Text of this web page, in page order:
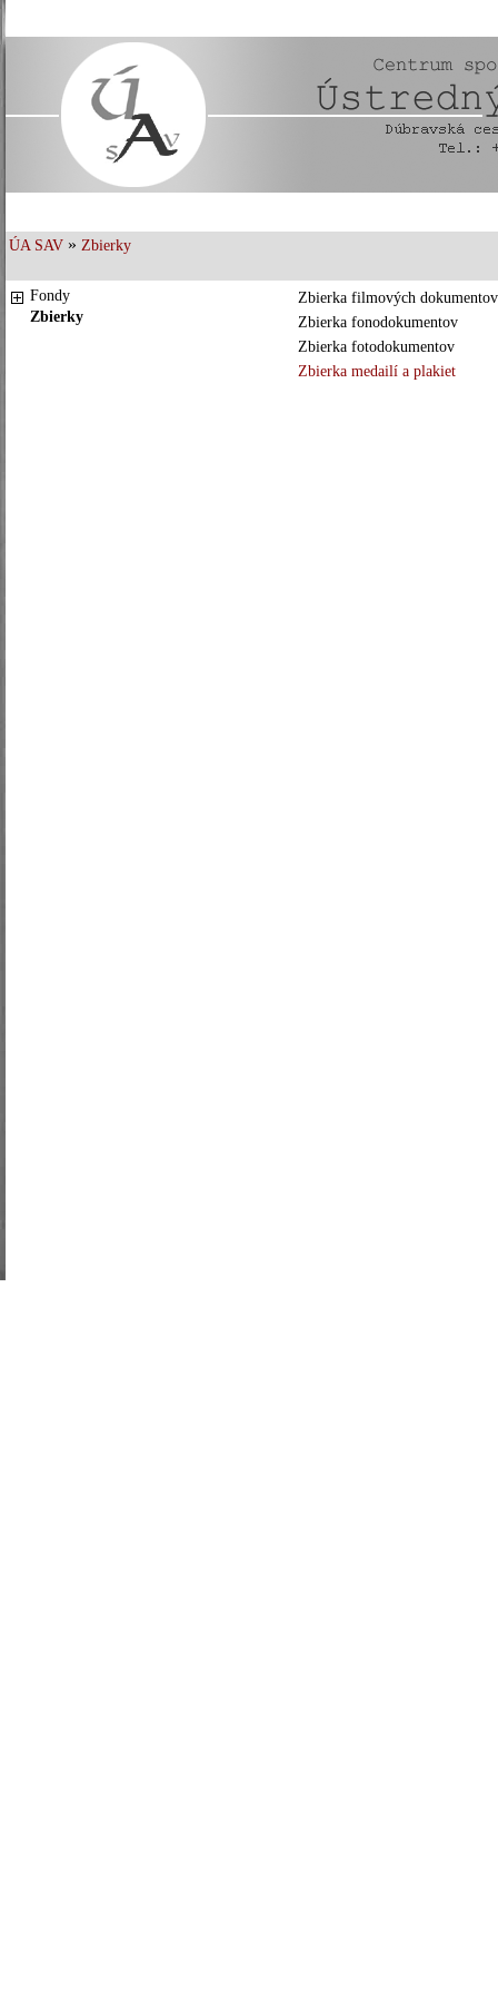
ÚA SAV » Zbierky
Fondy
Zbierky
Zbierka filmových dokumentov
Zbierka fonodokumentov
Zbierka fotodokumentov
Zbierka medailí a plakiet